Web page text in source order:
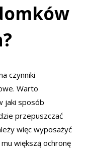
czynniki
Warto
jaki sposób
przepuszczać
więc wyposażyć
większą ochronę